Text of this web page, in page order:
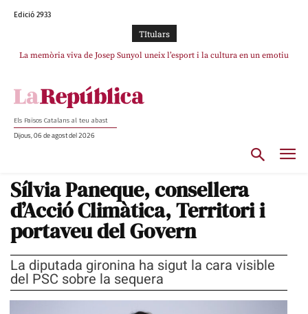
Edició 2933
TItulars
La memòria viva de Josep Sunyol uneix l’esport i la cultura en un emotiu
Els Països Catalans al teu abast
Dijous, 06 de agost del 2026
Sílvia Paneque, consellera
d’Acció Climàtica, Territori i
portaveu del Govern
La diputada gironina ha sigut la cara visible
del PSC sobre la sequera